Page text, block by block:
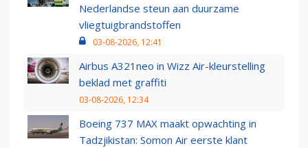
Nederlandse steun aan duurzame
vliegtuigbrandstoffen
03-08-2026, 12:41
Airbus A321neo in Wizz Air-kleurstelling
beklad met graffiti
03-08-2026, 12:34
Boeing 737 MAX maakt opwachting in
Tadzjikistan: Somon Air eerste klant